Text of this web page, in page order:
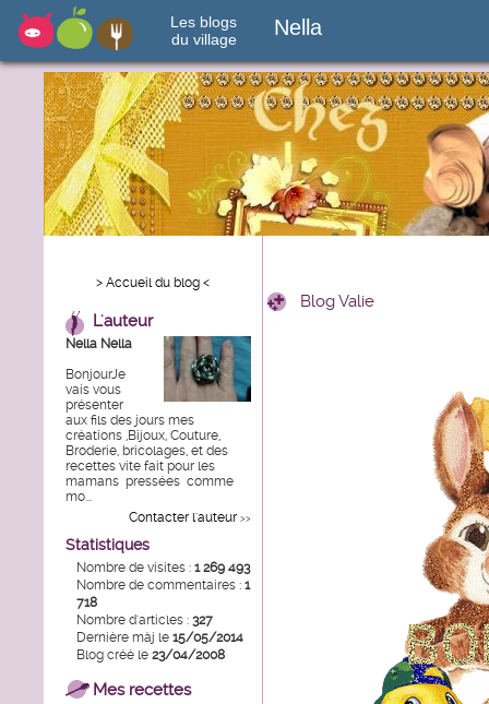
Les blogs
du village
Nella
> Accueil du blog <
L'auteur
Nella Nella
BonjourJe
vais vous
présenter
aux fils des jours mes
créations ,Bijoux, Couture,
Broderie, bricolages, et des
recettes vite fait pour les
mamans pressées comme
mo...
Contacter l'auteur >>
Statistiques
Nombre de visites : 1 269 493
Nombre de commentaires : 1
718
Nombre d'articles : 327
Dernière màj le 15/05/2014
Blog créé le 23/04/2008
Mes recettes
Blog Valie